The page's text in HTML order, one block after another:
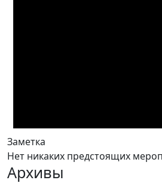
Заметка
Нет никаких предстоящих
Архивы